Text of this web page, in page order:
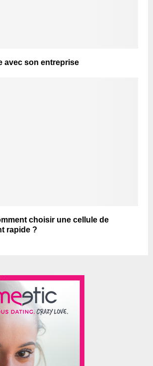
avec son entreprise
choisir une cellule de
rapide ?